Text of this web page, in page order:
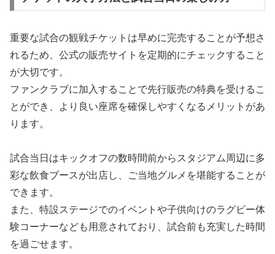
重要な試合の観戦チケットは早めに完売することが予想さ
れるため、公式の販売サイトを定期的にチェックすること
が大切です。
ファンクラブに加入することで先行販売の特典を受けるこ
とができ、より良い座席を確保しやすくなるメリットがあ
ります。
試合当日はキックオフの数時間前からスタジアム周辺に多
彩な飲食ブースが出店し、ご当地グルメを堪能することが
できます。
また、特設ステージでのイベントや子供向けのラグビー体
験コーナーなども用意されており、試合前も充実した時間
を過ごせます。